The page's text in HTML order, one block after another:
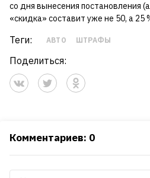
со дня вынесения постановления
«скидка» составит уже не 50, а 25
Теги: АВТО ШТРАФЫ
Поделиться:
Комментариев: 0